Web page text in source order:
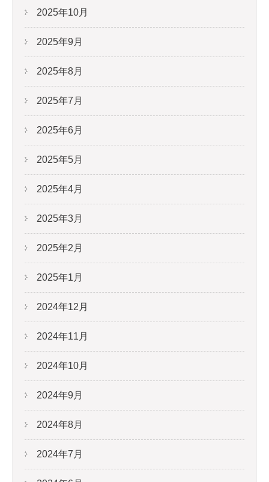
2025年10月
2025年9月
2025年8月
2025年7月
2025年6月
2025年5月
2025年4月
2025年3月
2025年2月
2025年1月
2024年12月
2024年11月
2024年10月
2024年9月
2024年8月
2024年7月